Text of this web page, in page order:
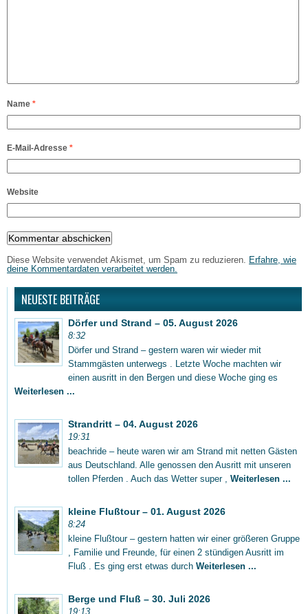
Name *
E-Mail-Adresse *
Website
Diese Website verwendet Akismet, um Spam zu reduzieren. Erfahre, wie
deine Kommentardaten verarbeitet werden.
NEUESTE BEITRÄGE
Dörfer und Strand – 05. August 2026
8:32
Dörfer und Strand – gestern waren wir wieder mit
Stammgästen unterwegs . Letzte Woche machten wir
einen ausritt in den Bergen und diese Woche ging es
Weiterlesen ...
Strandritt – 04. August 2026
19:31
beachride – heute waren wir am Strand mit netten Gästen
aus Deutschland. Alle genossen den Ausritt mit unseren
tollen Pferden . Auch das Wetter super , Weiterlesen ...
kleine Flußtour – 01. August 2026
8:24
kleine Flußtour – gestern hatten wir einer größeren Gruppe
, Familie und Freunde, für einen 2 stündigen Ausritt im
Fluß . Es ging erst etwas durch Weiterlesen ...
Berge und Fluß – 30. Juli 2026
19:13